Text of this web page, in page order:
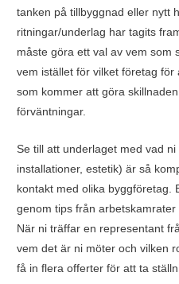
tanken på tillbyggnad eller nytt
ritningar/underlag har tagits
måste göra ett val av vem som
vem istället för vilket företag
som kommer att göra
förväntningar.
Se till att underlaget med vad
installationer, estetik) är så
kontakt med olika byggföretag.
genom tips från
När ni träffar en representant
vem det är ni möter och vilken
få in flera offerter för att ta